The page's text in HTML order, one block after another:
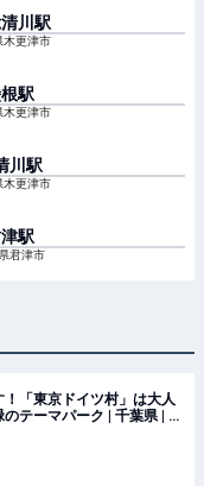
川 駅
木更津市
駅
木更津市
川 駅
木更津市
駅
君津市
「東京ドイツ村」は大人
テーマパーク | 千葉県 | ト